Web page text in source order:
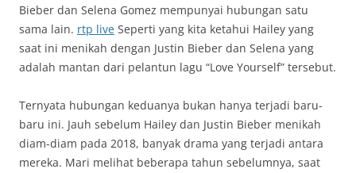
Bieber dan Selena Gomez mempunyai hubungan satu
sama lain. rtp live Seperti yang kita ketahui Hailey yang
saat ini menikah dengan Justin Bieber dan Selena yang
adalah mantan dari pelantun lagu “Love Yourself” tersebut.
Ternyata hubungan keduanya bukan hanya terjadi baru-
baru ini. Jauh sebelum Hailey dan Justin Bieber menikah
diam-diam pada 2018, banyak drama yang terjadi antara
mereka. Mari melihat beberapa tahun sebelumnya, saat